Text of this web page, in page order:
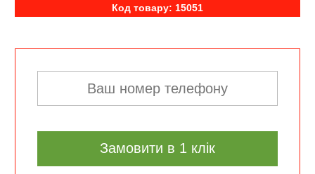
Код товару: 15051
Замовити в 1 клік